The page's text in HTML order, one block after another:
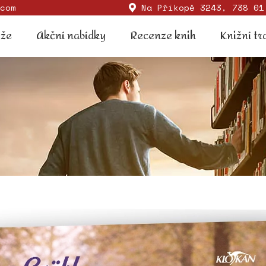
Na Příkopě 3243, 738
Akční nabídky Recenze knih Knižní
Akční nabídky Recenze knih